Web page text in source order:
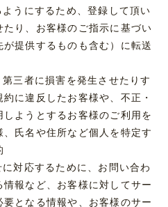
うにするため、登録して頂い
り、お客様のご指示に基づい
提供するものも含む）に転送
三者に損害を発生させたりす
に違反したお客様や、不正・
ようとするお客様のご利用を
氏名や住所など個人を特定す
対応するために、お問い合わ
報など、お客様に対してサー
となる情報や、お客様のサー